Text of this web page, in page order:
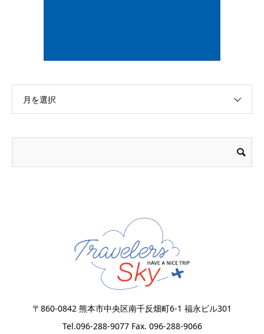
月を選択
〒860-0842 熊本市中央区南千反畑町6-1 福永ビル301
Tel.096-288-9077 Fax. 096-288-9066